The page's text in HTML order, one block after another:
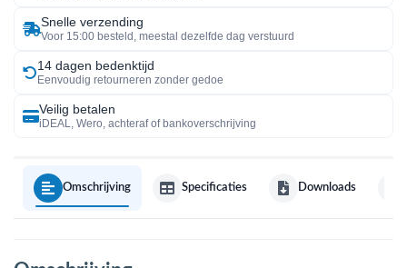
Snelle verzending
Voor 15:00 besteld, meestal dezelfde dag verstuurd
14 dagen bedenktijd
Eenvoudig retourneren zonder gedoe
Veilig betalen
iDEAL, Wero, achteraf of bankoverschrijving
Omschrijving Specificaties Downloads